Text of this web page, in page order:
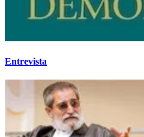
Entrevista